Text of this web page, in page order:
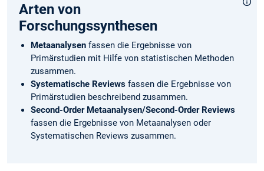
Arten von
Forschungssynthesen
Metaanalysen fassen die Ergebnisse von
Primärstudien mit Hilfe von statistischen Methoden
zusammen.
Systematische Reviews fassen die Ergebnisse von
Primärstudien beschreibend zusammen.
Second-Order Metaanalysen/Second-Order Reviews
fassen die Ergebnisse von Metaanalysen oder
Systematischen Reviews zusammen.